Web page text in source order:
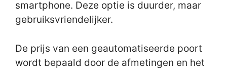
smartphone. Deze optie is duurder, maar
gebruiksvriendelijker.
De prijs van een geautomatiseerde poort
wordt bepaald door de afmetingen en het